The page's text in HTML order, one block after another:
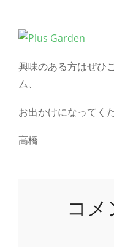
興味のある方はぜひ
ム、
お出かけになってく
高橋
コメ